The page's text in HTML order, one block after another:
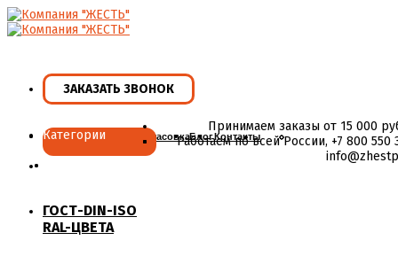
Skip
to
ЗАКАЗАТЬ ЗВОНОК
Главная Ассортимент ФасовкаБлогКонтакты
Категории
Принимаем заказы от 15 000
Работаем по всей России, +7 800 550
ГОСТ-DIN-ISO
RAL-ЦВЕТА